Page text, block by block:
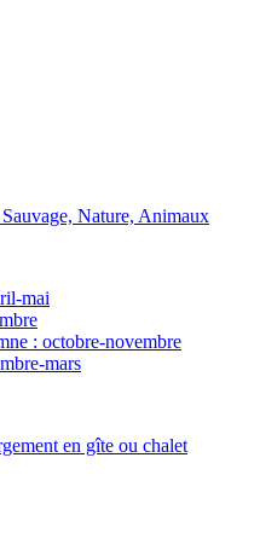
Nature, Animaux
mai
: octobre-novembre
mars
en gîte ou chalet